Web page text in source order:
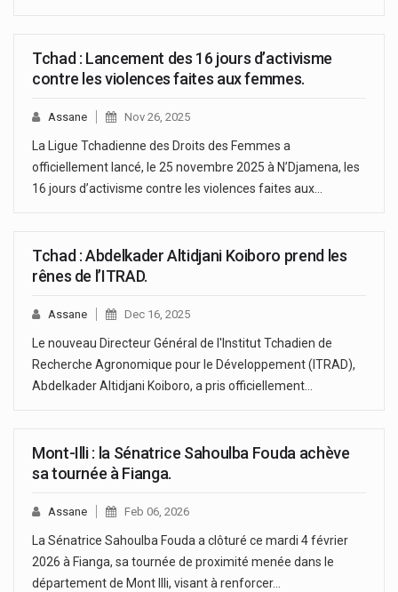
Tchad : Lancement des 16 jours d’activisme
contre les violences faites aux femmes.
Assane Nov 26, 2025
La Ligue Tchadienne des Droits des Femmes a
officiellement lancé, le 25 novembre 2025 à N’Djamena, les
16 jours d’activisme contre les violences faites aux…
Tchad : Abdelkader Altidjani Koiboro prend les
rênes de l’ITRAD.
Assane Dec 16, 2025
Le nouveau Directeur Général de l'Institut Tchadien de
Recherche Agronomique pour le Développement (ITRAD),
Abdelkader Altidjani Koiboro, a pris officiellement…
Mont-Illi : la Sénatrice Sahoulba Fouda achève
sa tournée à Fianga.
Assane Feb 06, 2026
La Sénatrice Sahoulba Fouda a clôturé ce mardi 4 février
2026 à Fianga, sa tournée de proximité menée dans le
département de Mont Illi, visant à renforcer…